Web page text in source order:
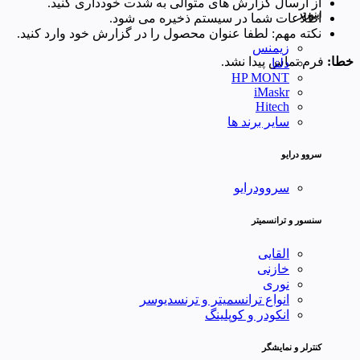
اینورتر
زیمنس
دلتا
HP MONT
iMaskr
Hitech
سایر برند ها
سروو درایو
سروودرایو
سنسور و ترانسمیتر
القایی
خازنی
نوری
انواع ترانسمیتر و ترنسدیوسر
انکودر و کوپلینگ
کنترلر و نمایشگر
اطلاعات شما در سیستم ذخیره می شود.
نکته مهم: لطفا عنوان محصول را در گزارش خود وارد کنید.
خطا: فرم تماس پیدا نشد.